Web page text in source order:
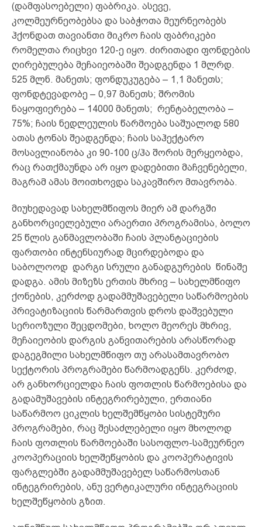
(დამფასოებელი) ფაბრიკა. ასევე,
კოლმეურნეობებსა და საბჭოთა მეურნეობებს
ჰქონდათ თავიანთი მიკრო ჩაის ფაბრიკები
რომელთა რიცხვი 120-ე იყო. ძირითადი ფონდების
ღირებულება მეჩაიეობაში შეადგენდა 1 მლრდ.
525 მლნ. მანეთს; ფონდუკუგება – 1,1 მანეთს;
ფონდტევადობე – 0,97 მანეთს; შრომის
ნაყოფიერება – 14000 მანეთს; რენტაბელობა –
75%; ჩაის ნედლეულის წარმოება საშუალოდ 580
ათას ტონას შეადგენდა; ჩაის საჰექტარო
მოსავლიანობა კი 90-100 ც/ჰა შორის მერყეობდა,
რაც რათქმაუნდა არ იყო დადებითი მაჩვენებელი,
მაგრამ ამას მოითხოვდა საკავშირო მთავრობა.
მიუხედავად სახელმწიფოს მიერ ამ დარგში
განხორციელებული არაერთი პროგრამისა, ბოლო
25 წლის განმავლობაში ჩაის პლანტაციების
ფართობი ინტენსიურად მცირდებოდა და
საბოლოოდ დარგი სრული განადგურების წინაშე
დადგა. ამის მიზეზს ერთის მხრივ – სახელმწიფო
ქონების, კერძოდ გადამმუშავებელი საწარმოების
პრივატიზაციის წარმართვის დროს დაშვებული
სერიოზული შეცდომები, ხოლო მეორეს მხრივ,
მეჩაიეობის დარგის განვითარების არასწორად
დაგეგმილი სახელმწიფო თუ არასამთავრობო
სექტორის პროგრამები წარმოადგენს. კერძოდ,
არ განხორციელდა ჩაის ფოთლის წარმოებისა და
გადამუშავების ინტეგრირებული, ერთიანი
საწარმოო ციკლის ხელშემწყობი სისტემური
პროგრამები, რაც შესაძლებელი იყო მხოლოდ
ჩაის ფოთლის წარმოებაში სასოფლო-სამეურნეო
კოოპერაციის ხელშეწყობის და კოოპერატივის
ფარგლებში გადამმუშავებელ საწარმოსთან
ინტეგრირების, ანუ ვერტიკალური ინტეგრაციის
ხელშეწყობის გზით.